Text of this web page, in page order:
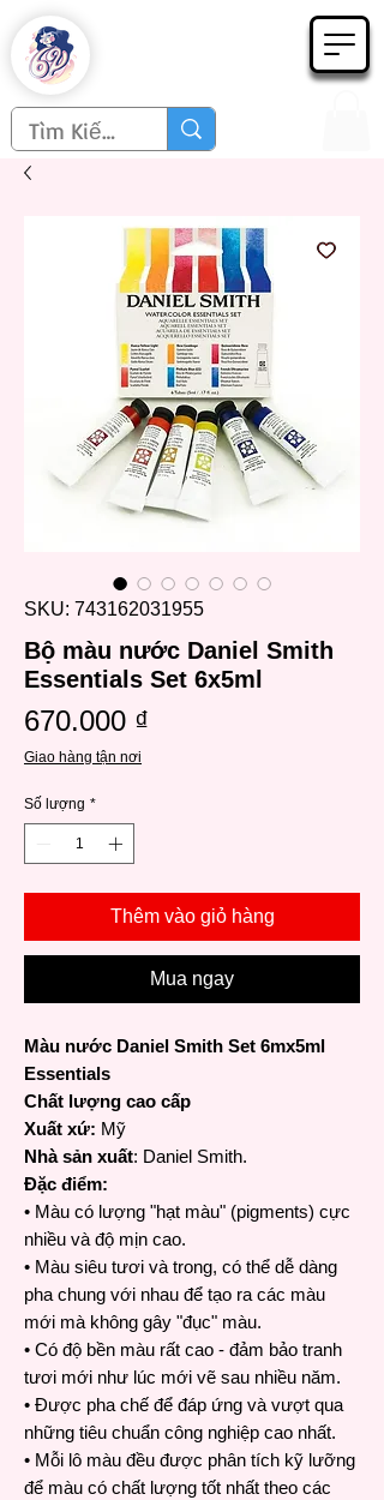
SKU: 743162031955
Bộ màu nước Daniel Smith
Essentials Set 6x5ml
670.000 ₫
Giao hàng tận nơi
Số lượng *
Thêm vào giỏ hàng
Mua ngay
Màu nước Daniel Smith Set 6mx5ml
Essentials
Chất lượng cao cấp
Xuất xứ: Mỹ
Nhà sản xuất: Daniel Smith.
Đặc điểm:
• Màu có lượng "hạt màu" (pigments) cực
nhiều và độ mịn cao.
• Màu siêu tươi và trong, có thể dễ dàng
pha chung với nhau để tạo ra các màu
mới mà không gây "đục" màu.
• Có độ bền màu rất cao - đảm bảo tranh
tươi mới như lúc mới vẽ sau nhiều năm.
• Được pha chế để đáp ứng và vượt qua
những tiêu chuẩn công nghiệp cao nhất.
• Mỗi lô màu đều được phân tích kỹ lưỡng
để màu có chất lượng tốt nhất theo các